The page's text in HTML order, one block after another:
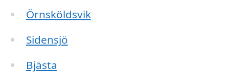
Örnsköldsvik
Sidensjö
Bjästa